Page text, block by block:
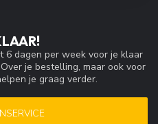
6 dagen per week voor je klaar
je bestelling, maar ook voor
je graag verder.